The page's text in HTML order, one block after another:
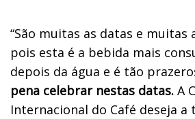
“São muitas as datas e muitas
pois esta é a bebida mais
depois da água e é tão
pena celebrar nestas datas. A
Internacional do Café deseja a